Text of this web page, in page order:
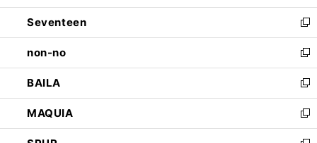
開
く
ウ
で
開
く
ン
ド
ウ
で
開
く
Seventeen
新
し
い
ウ
ィ
ン
ド
ウ
non-no
新
し
い
ウ
ィ
ン
BAILA
新
し
い
ウ
MAQUIA
新
し